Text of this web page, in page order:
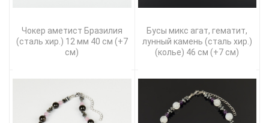
Чокер аметист Бразилия
(сталь хир.) 12 мм 40 см (+7
см)
Бусы микс агат, гематит,
лунный камень (сталь хир.)
(колье) 46 см (+7 см)